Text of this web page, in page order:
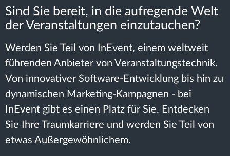
Sind Sie bereit, in die aufregende Welt
der Veranstaltungen einzutauchen?
Werden Sie Teil von InEvent, einem weltweit
führenden Anbieter von Veranstaltungstechnik.
Von innovativer Software-Entwicklung bis hin zu
dynamischen Marketing-Kampagnen - bei
InEvent gibt es einen Platz für Sie. Entdecken
Sie Ihre Traumkarriere und werden Sie Teil von
etwas Außergewöhnlichem.